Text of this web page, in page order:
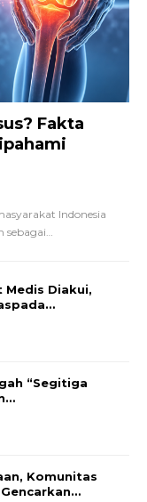
Fakta
Indonesia
sebagai
Medis Diakui,
“Segitiga
Komunitas